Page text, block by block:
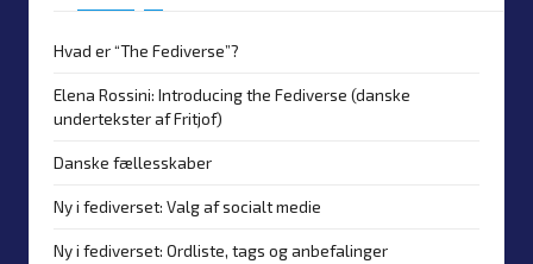
Hvad er “The Fediverse”?
Elena Rossini: Introducing the Fediverse (danske
undertekster af Fritjof)
Danske fællesskaber
Ny i fediverset: Valg af socialt medie
Ny i fediverset: Ordliste, tags og anbefalinger